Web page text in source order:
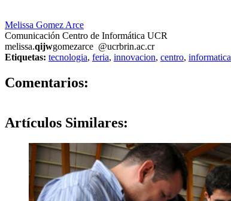
Melissa Gomez Arce
Comunicación Centro de Informática UCR
melissa.qijwgomezarce @ucrbrin.ac.cr
Etiquetas: tecnologia, feria, innovacion, centro, informatica
Comentarios:
Artículos Similares: